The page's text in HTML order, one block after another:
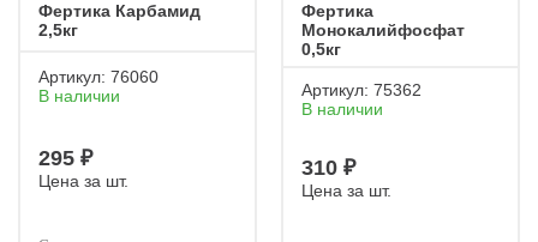
Фертика Карбамид
2,5кг
Артикул: 76060
В наличии
295 ₽
Цена за шт.
Фертика
Монокалийфосфат
0,5кг
Артикул: 75362
В наличии
310 ₽
Цена за шт.